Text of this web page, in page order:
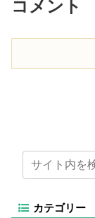
コメント
カテゴリー